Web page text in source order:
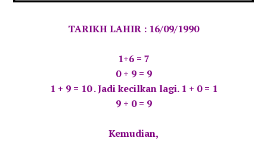
TARIKH LAHIR : 16/09/1990
1+6 = 7
0 + 9 = 9
1 + 9 = 10 . Jadi kecilkan lagi. 1 + 0 = 1
9 + 0 = 9
Kemudian,